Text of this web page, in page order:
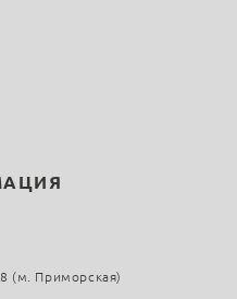
(м. Приморская)